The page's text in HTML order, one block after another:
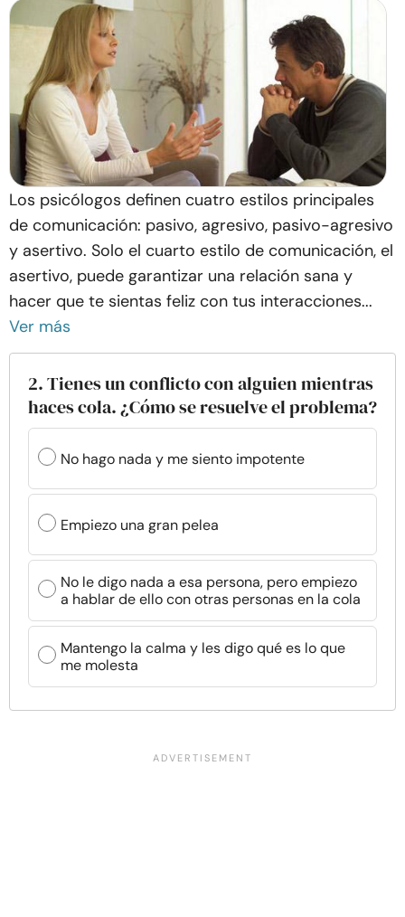
Los psicólogos definen cuatro estilos principales
de comunicación: pasivo, agresivo, pasivo-agresivo
y asertivo. Solo el cuarto estilo de comunicación, el
asertivo, puede garantizar una relación sana y
hacer que te sientas feliz con tus interacciones...
Ver más
2. Tienes un conflicto con alguien mientras
haces cola. ¿Cómo se resuelve el problema?
No hago nada y me siento impotente
Empiezo una gran pelea
No le digo nada a esa persona, pero empiezo
a hablar de ello con otras personas en la cola
Mantengo la calma y les digo qué es lo que
me molesta